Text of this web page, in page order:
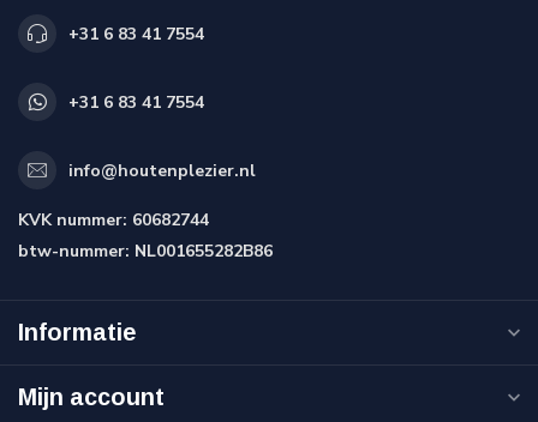
+31 6 83 41 7554
+31 6 83 41 7554
info@houtenplezier.nl
KVK nummer: 60682744
btw-nummer: NL001655282B86
Informatie
Mijn account